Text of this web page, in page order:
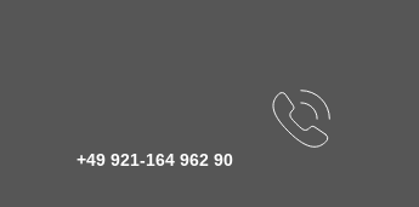
+49 921-164 962 90